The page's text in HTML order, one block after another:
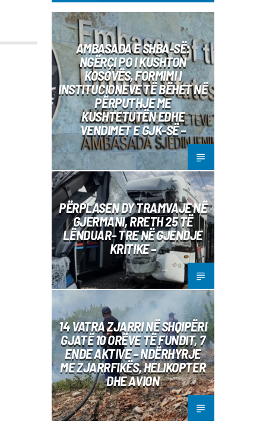
AMBASADA E SHBA-SË:
NGËRÇI PO I KUSHTON
KOSOVËS, FORMIMI I
INSTITUCIONEVE TË BËHET NË
PËRPUTHJE ME
KUSHTETUTËN EDHE
VENDIMET E GJK-SË –
PËRPLASEN DY TRAMVAJE NË
GJERMANI, RRETH 25 TË
LËNDUAR– TRE NË GJENDJE
KRITIKE –
14 VATRA ZJARRI NË SHQIPËRI
GJATË 10 ORËVE TË FUNDIT, 7
ENDE AKTIVE – NDËRHYRJE
ME ZJARRFIKËS, HELIKOPTER
DHE AVION